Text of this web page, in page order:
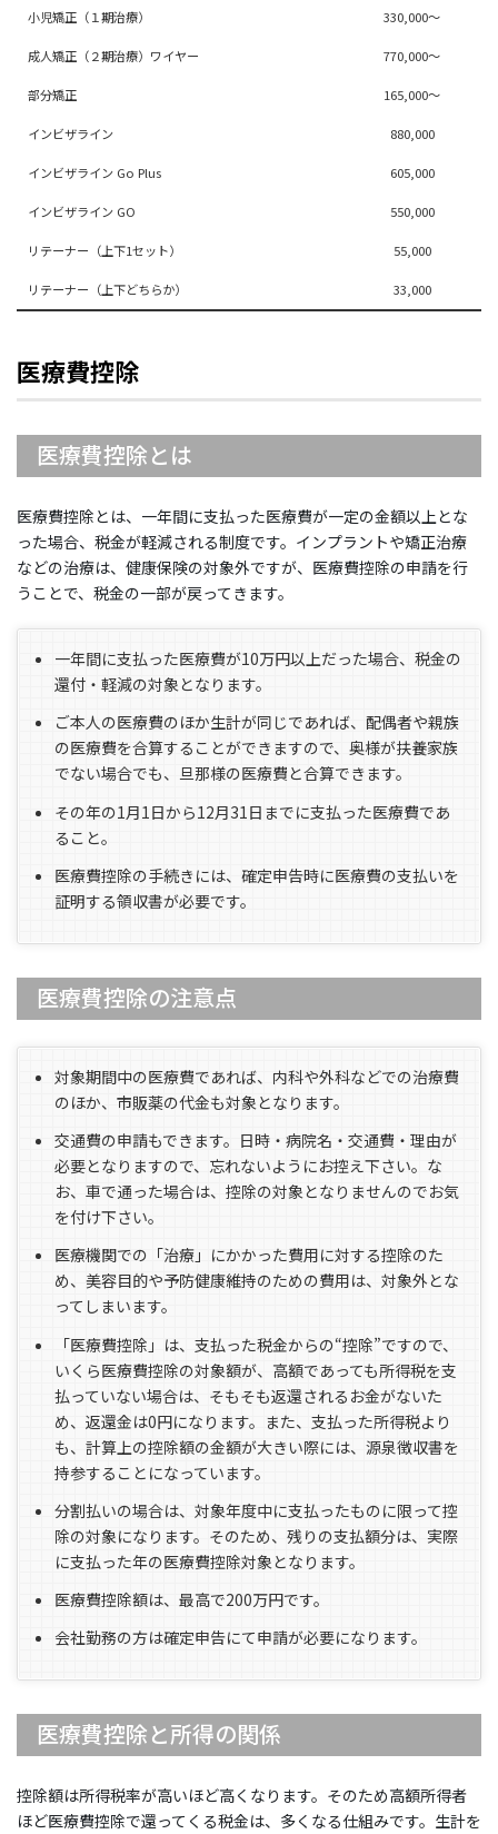
小児矯正（１期治療） 330,000～
成人矯正（２期治療）ワイヤー 770,000～
部分矯正 165,000～
インビザライン 880,000
インビザライン Go Plus 605,000
インビザライン GO 550,000
リテーナー（上下1セット） 55,000
リテーナー（上下どちらか） 33,000
医療費控除
医療費控除とは
医療費控除とは、一年間に支払った医療費が一定の金額以上とな
った場合、税金が軽減される制度です。インプラントや矯正治療
などの治療は、健康保険の対象外ですが、医療費控除の申請を行
うことで、税金の一部が戻ってきます。
一年間に支払った医療費が10万円以上だった場合、税金の
還付・軽減の対象となります。
ご本人の医療費のほか生計が同じであれば、配偶者や親族
の医療費を合算することができますので、奥様が扶養家族
でない場合でも、旦那様の医療費と合算できます。
その年の1月1日から12月31日までに支払った医療費であ
ること。
医療費控除の手続きには、確定申告時に医療費の支払いを
証明する領収書が必要です。
医療費控除の注意点
対象期間中の医療費であれば、内科や外科などでの治療費
のほか、市販薬の代金も対象となります。
交通費の申請もできます。日時・病院名・交通費・理由が
必要となりますので、忘れないようにお控え下さい。な
お、車で通った場合は、控除の対象となりませんのでお気
を付け下さい。
医療機関での「治療」にかかった費用に対する控除のた
め、美容目的や予防健康維持のための費用は、対象外とな
ってしまいます。
「医療費控除」は、支払った税金からの“控除”ですので、
いくら医療費控除の対象額が、高額であっても所得税を支
払っていない場合は、そもそも返還されるお金がないた
め、返還金は0円になります。また、支払った所得税より
も、計算上の控除額の金額が大きい際には、源泉徴収書を
持参することになっています。
分割払いの場合は、対象年度中に支払ったものに限って控
除の対象になります。そのため、残りの支払額分は、実際
に支払った年の医療費控除対象となります。
医療費控除額は、最高で200万円です。
会社勤務の方は確定申告にて申請が必要になります。
医療費控除と所得の関係
控除額は所得税率が高いほど高くなります。そのため高額所得者
ほど医療費控除で還ってくる税金は、多くなる仕組みです。生計を